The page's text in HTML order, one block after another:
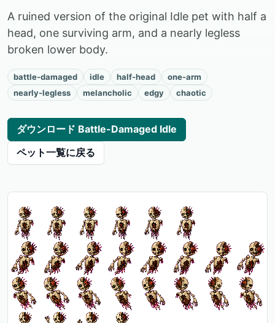
A ruined version of the original Idle pet with half a
head, one surviving arm, and a nearly legless
broken lower body.
battle-damaged idle half-head
one-arm
nearly-legless
melancholic edgy chaotic
ダウンロード Battle-Damaged Idle
ペット一覧に戻る